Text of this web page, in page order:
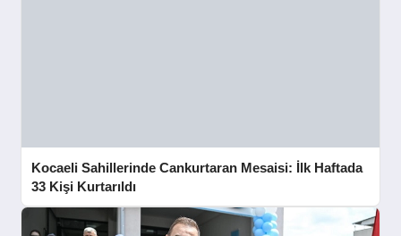
Kocaeli Sahillerinde Cankurtaran Mesaisi: İlk Haftada
33 Kişi Kurtarıldı